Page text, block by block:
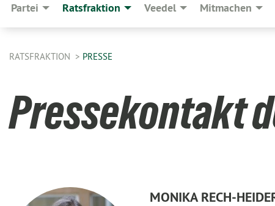
Partei Ratsfraktion Veedel Mitmachen
RATSFRAKTION PRESSE
Pressekontakt
MONIKA RECH-